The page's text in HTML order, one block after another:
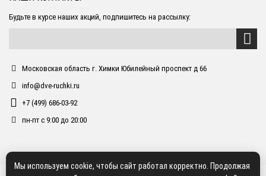
Будьте в курсе наших акций, подпишитесь на рассылку:
Московская область г. Химки Юбилейный проспект д 66
info@dve-ruchki.ru
+7 (499) 686-03-92
пн-пт с 9:00 до 20:00
Мы используем cookie, чтобы сайт работал корректно. Продолжая